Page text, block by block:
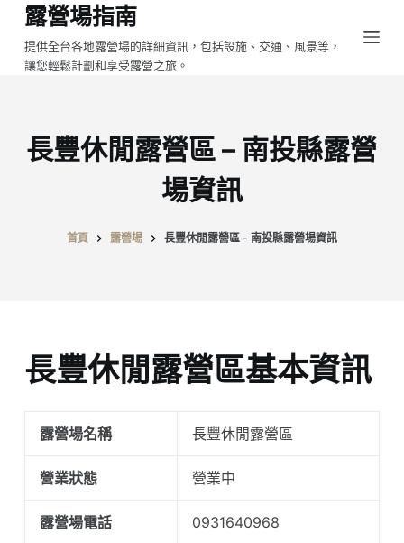
跳
至
主
容
露營場指南
提供全台各地露營場的詳細資訊，包括設施、交通、風景等，
讓您輕鬆計劃和享受露營之旅。
長豐休閒露營區 – 南投縣露營
場資訊
首頁 露營場 長豐休閒露營區 - 南投縣露營場資訊
長豐休閒露營區基本資訊
露營場名稱 長豐休閒露營區
營業狀態 營業中
露營場電話 0931640968